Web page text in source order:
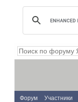
Форум Участники